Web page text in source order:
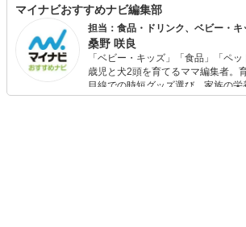
また、各種メディアにて食にまつわ
日から取り入れられる簡単ダイエッ
を発信している。 フードアナリスト協会主催・食の親善大
使「第4回食のなでしこ」グランプリ
マイナビおすすめナビ編集部
担当：食品・ドリンク、ベビー・キ
桑野 咲良
「ベビー・キッズ」「食品」「ペ
歳児と犬2頭を育てるママ編集者。
目線での時短グッズ選び、家族の
食品選び、束の間のリラックスタ